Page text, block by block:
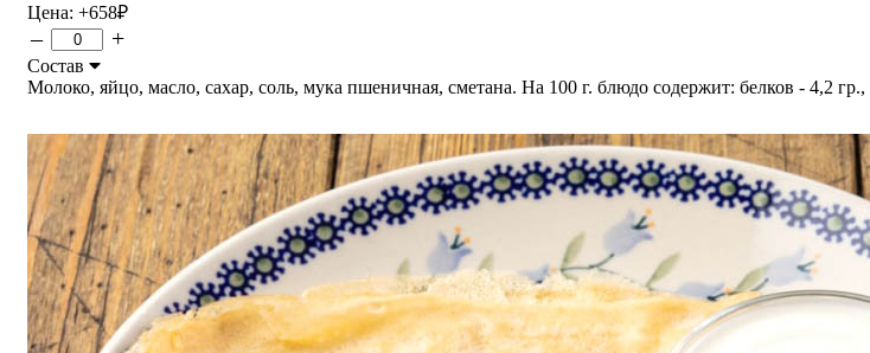
Цена: +658₽
– +
Состав
Молоко, яйцо, масло, сахар, соль, мука пшеничная, сметана. На 100 г. блюдо содержит: белков - 4,2